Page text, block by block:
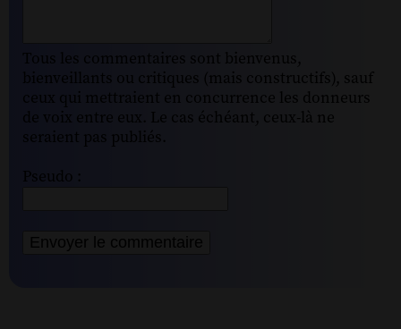
Tous les commentaires sont bienvenus,
bienveillants ou critiques (mais constructifs), sauf
ceux qui mettraient en concurrence les donneurs
de voix entre eux. Le cas échéant, ceux-là ne
seraient pas publiés.
Pseudo :